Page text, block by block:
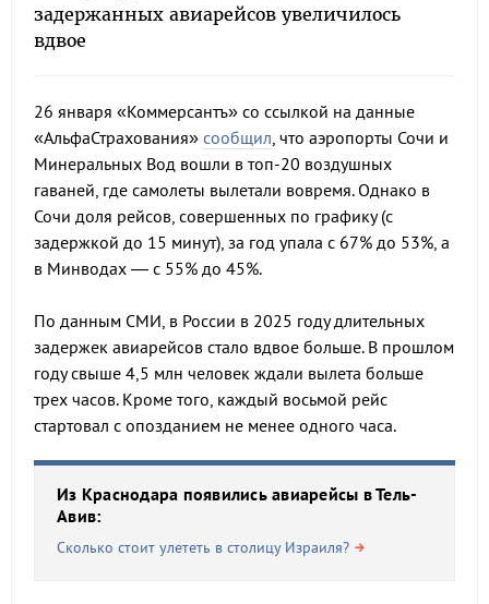
задержанных авиарейсов увеличилось
вдвое
26 января «Коммерсантъ» со ссылкой на данные
«АльфаСтрахования» сообщил, что аэропорты Сочи и
Минеральных Вод вошли в топ-20 воздушных
гаваней, где самолеты вылетали вовремя. Однако в
Сочи доля рейсов, совершенных по графику (с
задержкой до 15 минут), за год упала с 67% до 53%, а
в Минводах — с 55% до 45%.
По данным СМИ, в России в 2025 году длительных
задержек авиарейсов стало вдвое больше. В прошлом
году свыше 4,5 млн человек ждали вылета больше
трех часов. Кроме того, каждый восьмой рейс
стартовал с опозданием не менее одного часа.
Из Краснодара появились авиарейсы в Тель-
Авив:
Сколько стоит улететь в столицу Израиля?